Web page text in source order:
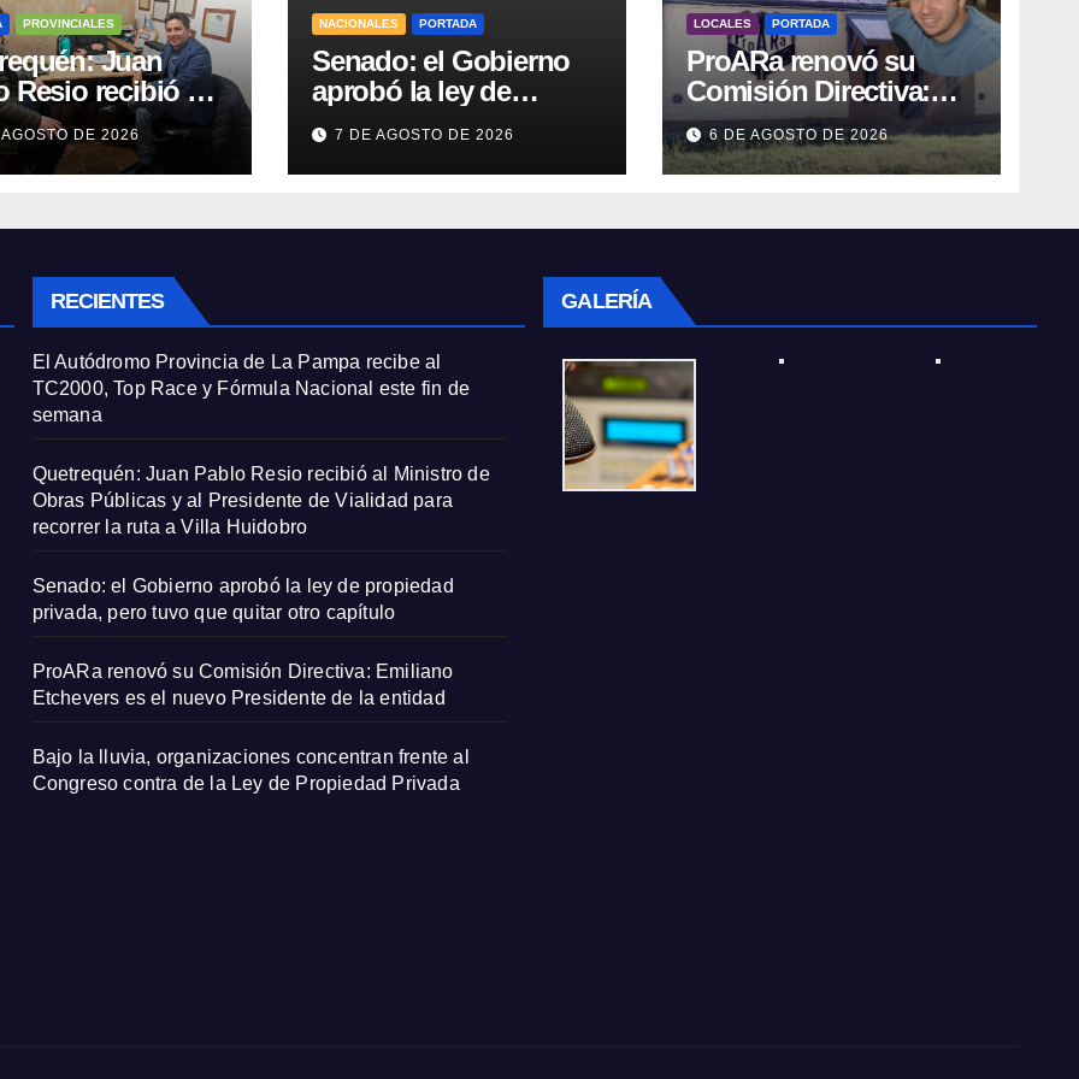
PROVINCIALES
Juan
Resio recibió al
de Obras
y al
de Vialidad
DE 2026
NACIONALES PORTADA
Senado: el Gobierno
aprobó la ley de
propiedad privada,
pero tuvo que quitar
otro capítulo
7 DE AGOSTO DE 2026
LOCALES PORTADA
ProARa renovó su
Comisión Directiva:
Emiliano Etchevers es
el nuevo Presidente de
la entidad
6 DE AGOSTO DE 2026
RECIENTES
El Autódromo Provincia de La Pampa recibe al
TC2000, Top Race y Fórmula Nacional este fin de
semana
Quetrequén: Juan Pablo Resio recibió al Ministro de
Obras Públicas y al Presidente de Vialidad para
recorrer la ruta a Villa Huidobro
Senado: el Gobierno aprobó la ley de propiedad
privada, pero tuvo que quitar otro capítulo
ProARa renovó su Comisión Directiva: Emiliano
Etchevers es el nuevo Presidente de la entidad
Bajo la lluvia, organizaciones concentran frente al
Congreso contra de la Ley de Propiedad Privada
GALERÍA